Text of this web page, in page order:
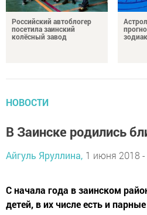
Российский автоблогер
посетила заинский
колёсный завод
НОВОСТИ
В Заинске родились
Айгуль Яруллина, 1 июня 2018 -
С начала года в заинском
детей, в их числе есть и